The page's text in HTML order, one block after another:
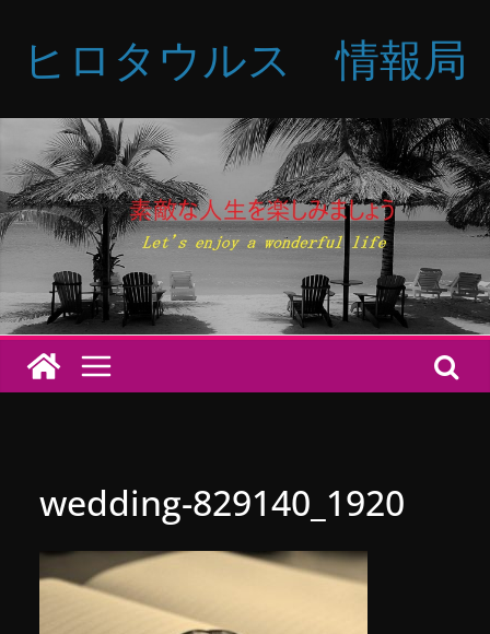
へ
ス
キ
プ
ヒロタウルス 情報局
wedding-829140_1920